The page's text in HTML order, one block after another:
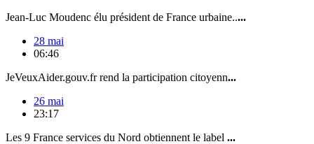
Jean-Luc Moudenc élu président de France urbaine.....
28 mai
06:46
JeVeuxAider.gouv.fr rend la participation citoyenn...
26 mai
23:17
Les 9 France services du Nord obtiennent le label ...